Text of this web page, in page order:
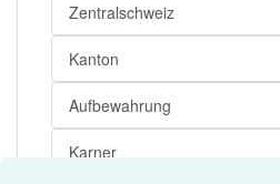
Zentralschweiz
Kanton
Aufbewahrung
Karner